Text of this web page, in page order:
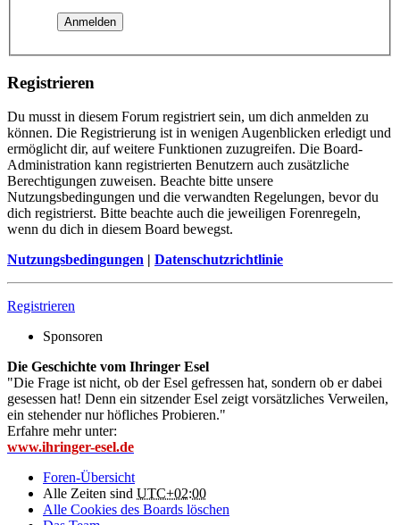
Registrieren
Du musst in diesem Forum registriert sein, um dich anmelden zu
können. Die Registrierung ist in wenigen Augenblicken erledigt und
ermöglicht dir, auf weitere Funktionen zuzugreifen. Die Board-
Administration kann registrierten Benutzern auch zusätzliche
Berechtigungen zuweisen. Beachte bitte unsere
Nutzungsbedingungen und die verwandten Regelungen, bevor du
dich registrierst. Bitte beachte auch die jeweiligen Forenregeln,
wenn du dich in diesem Board bewegst.
Nutzungsbedingungen | Datenschutzrichtlinie
Registrieren
Sponsoren
Die Geschichte vom Ihringer Esel
"Die Frage ist nicht, ob der Esel gefressen hat, sondern ob er dabei
gesessen hat! Denn ein sitzender Esel zeigt vorsätzliches Verweilen,
ein stehender nur höfliches Probieren."
Erfahre mehr unter:
www.ihringer-esel.de
Foren-Übersicht
Alle Zeiten sind UTC+02:00
Alle Cookies des Boards löschen